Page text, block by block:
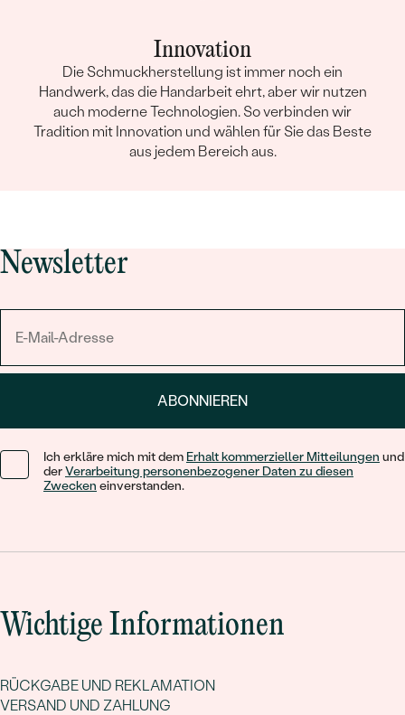
Innovation
Die Schmuckherstellung ist immer noch ein
Handwerk, das die Handarbeit ehrt, aber wir nutzen
auch moderne Technologien. So verbinden wir
Tradition mit Innovation und wählen für Sie das Beste
aus jedem Bereich aus.
Newsletter
ABONNIEREN
Ich erkläre mich mit dem Erhalt kommerzieller Mitteilungen und
derVerarbeitung personenbezogener Daten zu diesen
Zwecken einverstanden.
Wichtige Informationen
RÜCKGABE UND REKLAMATION
VERSAND UND ZAHLUNG